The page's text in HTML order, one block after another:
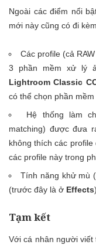
Ngoài các điểm nổi
mới này cũng có đi
Các profile (cả
3 phần mềm xử lý
Lightroom Classic
có thể chọn phần
Hệ thống làm
matching) được đưa
không thích các
các profile này trong
Tính năng khử mù (
(trước đây là ở Effects)
Tạm kết
Với cá nhân người